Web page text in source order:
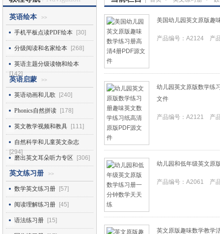
英语绘本 >>
手机平板点读PDF绘本 [30]
分级阅读和名家绘本 [268]
英语主题分级读物和绘本
[142]
英语启蒙 >>
英语动画和儿歌 [240]
Phonics自然拼读 [178]
英文教学视频和教具 [111]
自然科学和儿童英文杂志
[294]
磨出英文耳朵听力专区
[306]
英文练习册 >>
数学英文练习册 [57]
阅读理解练习册 [45]
语法练习册 [15]
美国幼儿园英文原版趣
产品编号：A2124 产
幼儿园英文原版数学练
文件
产品编号：A2121 产
幼儿园和低年级英文原
产品编号：A2061 产
英文原版趣味数学教学